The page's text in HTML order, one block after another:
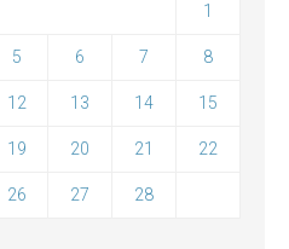
1
5 6 7 8
12 13 14 15
19 20 21 22
26 27 28